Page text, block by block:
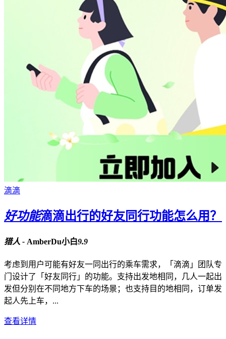
滴滴
好功能滴滴出行的好友同行功能怎么用？
猎人 - AmberDu小白9.9
考虑到用户可能有好友一同出行的乘车需求，「滴滴」团队专
门设计了「好友同行」的功能。支持出发地相同，几人一起出
发但分别在不同地方下车的场景；也支持目的地相同，订单发
起人先上车，...
查看详情